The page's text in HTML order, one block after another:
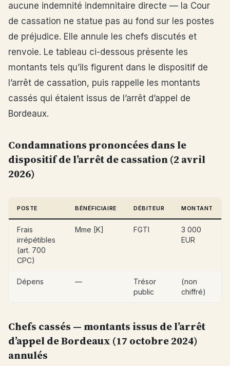
aucune indemnité indemnitaire directe — la Cour
de cassation ne statue pas au fond sur les postes
de préjudice. Elle annule les chefs discutés et
renvoie. Le tableau ci-dessous présente les
montants tels qu’ils figurent dans le dispositif de
l’arrêt de cassation, puis rappelle les montants
cassés qui étaient issus de l’arrêt d’appel de
Bordeaux.
Condamnations prononcées dans le
dispositif de l’arrêt de cassation (2 avril
2026)
POSTE BÉNÉFICIAIRE DÉBITEUR MONTANT
Frais
irrépétibles
(art. 700
CPC)
Mme [K] FGTI
3 000
EUR
Dépens —
Trésor
public
(non
chiffré)
Chefs cassés — montants issus de l’arrêt
d’appel de Bordeaux (17 octobre 2024)
annulés